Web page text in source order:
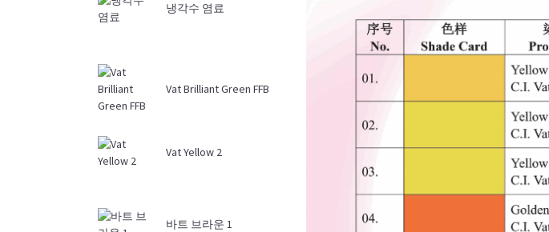
냉각수 염료
Vat Brilliant Green FFB
Vat Yellow 2
바트 브라운 1